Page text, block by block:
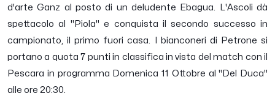
d'arte Ganz al posto di un deludente Ebagua. L'Ascoli dà
spettacolo al "Piola" e conquista il secondo successo in
campionato, il primo fuori casa. I bianconeri di Petrone si
portano a quota 7 punti in classifica in vista del match con il
Pescara in programma Domenica 11 Ottobre al "Del Duca"
alle ore 20:30.